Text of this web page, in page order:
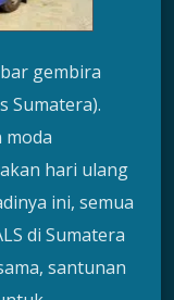
gembira
Sumatera).
moda
hari ulang
ini, semua
di Sumatera
santunan